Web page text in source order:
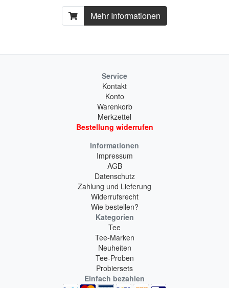
Mehr Informationen
Service
Kontakt
Konto
Warenkorb
Merkzettel
Bestellung widerrufen
Informationen
Impressum
AGB
Datenschutz
Zahlung und Lieferung
Widerrufsrecht
Wie bestellen?
Kategorien
Tee
Tee-Marken
Neuheiten
Tee-Proben
Probiersets
Einfach bezahlen